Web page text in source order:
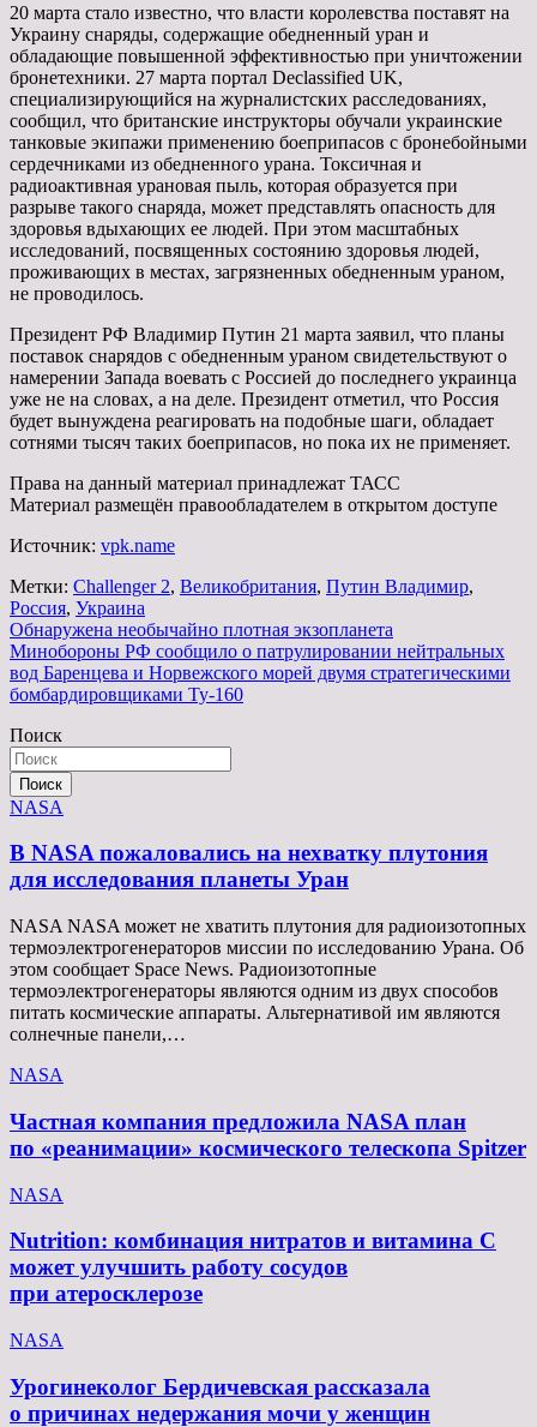
20 марта стало известно, что власти королевства поставят на
Украину снаряды, содержащие обедненный уран и
обладающие повышенной эффективностью при уничтожении
бронетехники. 27 марта портал Declassified UK,
специализирующийся на журналистских расследованиях,
сообщил, что британские инструкторы обучали украинские
танковые экипажи применению боеприпасов с бронебойными
сердечниками из обедненного урана. Токсичная и
радиоактивная урановая пыль, которая образуется при
разрыве такого снаряда, может представлять опасность для
здоровья вдыхающих ее людей. При этом масштабных
исследований, посвященных состоянию здоровья людей,
проживающих в местах, загрязненных обедненным ураном,
не проводилось.
Президент РФ Владимир Путин 21 марта заявил, что планы
поставок снарядов с обедненным ураном свидетельствуют о
намерении Запада воевать с Россией до последнего украинца
уже не на словах, а на деле. Президент отметил, что Россия
будет вынуждена реагировать на подобные шаги, обладает
сотнями тысяч таких боеприпасов, но пока их не применяет.
Права на данный материал принадлежат ТАСС
Материал размещён правообладателем в открытом доступе
Источник: vpk.name
Метки: Challenger 2, Великобритания, Путин Владимир,
Россия, Украина
Навигация
по
записям
Обнаружена необычайно плотная экзопланета
Минобороны РФ сообщило о патрулировании нейтральных
вод Баренцева и Норвежского морей двумя стратегическими
бомбардировщиками Ту-160
Поиск
Поиск
NASA
В NASA пожаловались на нехватку плутония
для исследования планеты Уран
NASA NASA может не хватить плутония для радиоизотопных
термоэлектрогенераторов миссии по исследованию Урана. Об
этом сообщает Space News. Радиоизотопные
термоэлектрогенераторы являются одним из двух способов
питать космические аппараты. Альтернативой им являются
солнечные панели,…
NASA
Частная компания предложила NASA план
по «реанимации» космического телескопа Spitzer
NASA
Nutrition: комбинация нитратов и витамина C
может улучшить работу сосудов
при атеросклерозе
NASA
Урогинеколог Бердичевская рассказала
о причинах недержания мочи у женщин